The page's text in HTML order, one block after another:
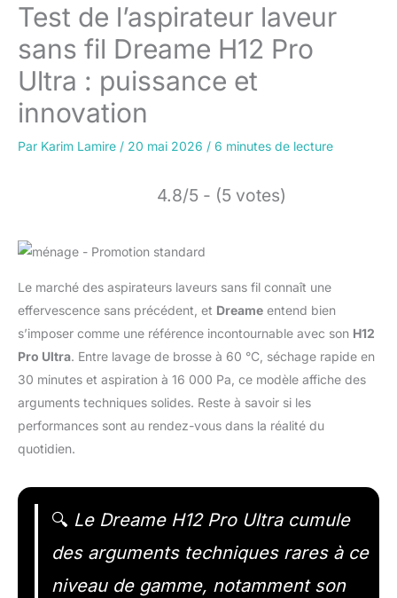
Test de l’aspirateur laveur
sans fil Dreame H12 Pro
Ultra : puissance et
innovation
Par Karim Lamire / 20 mai 2026 / 6 minutes de lecture
4.8/5 - (5 votes)
Le marché des aspirateurs laveurs sans fil connaît une
effervescence sans précédent, et Dreame entend bien
s’imposer comme une référence incontournable avec son H12
Pro Ultra. Entre lavage de brosse à 60 °C, séchage rapide en
30 minutes et aspiration à 16 000 Pa, ce modèle affiche des
arguments techniques solides. Reste à savoir si les
performances sont au rendez-vous dans la réalité du
quotidien.
🔍 Le Dreame H12 Pro Ultra cumule
des arguments techniques rares à ce
niveau de gamme, notamment son